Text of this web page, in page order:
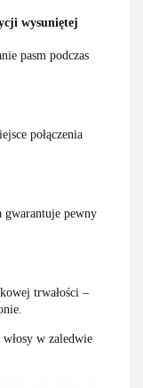
wysuniętej
pasm podczas
połączenia
gwarantuje pewny
trwałości –
włosy w zaledwie